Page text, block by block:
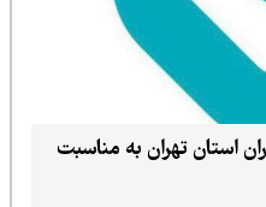
تهران به مناسبت